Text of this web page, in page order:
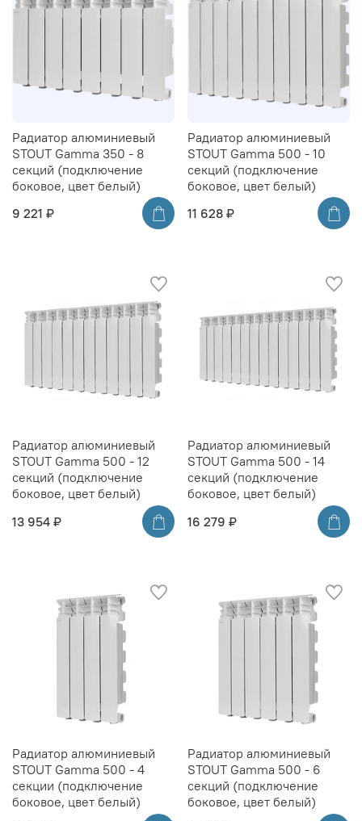
Радиатор алюминиевый
STOUT Gamma 350 - 8
секций (подключение
боковое, цвет белый)
9 221 ₽
Радиатор алюминиевый
STOUT Gamma 500 - 10
секций (подключение
боковое, цвет белый)
11 628 ₽
Радиатор алюминиевый
STOUT Gamma 500 - 12
секций (подключение
боковое, цвет белый)
13 954 ₽
Радиатор алюминиевый
STOUT Gamma 500 - 14
секций (подключение
боковое, цвет белый)
16 279 ₽
Радиатор алюминиевый
STOUT Gamma 500 - 4
секции (подключение
боковое, цвет белый)
Радиатор алюминиевый
STOUT Gamma 500 - 6
секций (подключение
боковое, цвет белый)